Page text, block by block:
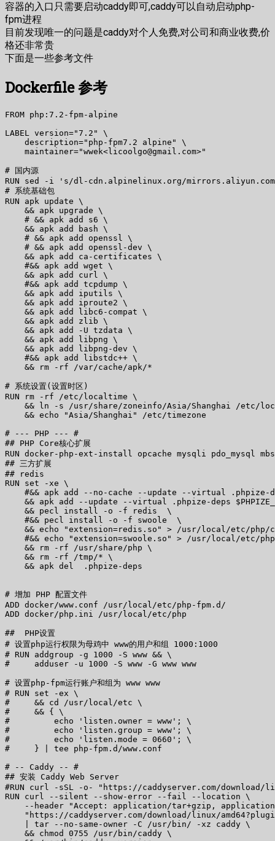
容器的入口只需要启动caddy即可,caddy可以自动启动php-
fpm进程
目前发现唯一的问题是caddy对个人免费,对公司和商业收费,价
格还非常贵
下面是一些参考文件
Dockerfile 参考
FROM php:7.2-fpm-alpine
LABEL version="7.2" \
    description="php-fpm7.2 alpine" \
    maintainer="wwek<licoolgo@gmail.com>"
# 国内源
RUN sed -i 's/dl-cdn.alpinelinux.org/
# 系统基础包
RUN apk update \
    && apk upgrade \
    # && apk add s6 \
    && apk add bash \
    # && apk add openssl \
    # && apk add openssl-dev \
    && apk add ca-certificates \
    #&& apk add wget \
    && apk add curl \
    #&& apk add tcpdump \
    && apk add iputils \
    && apk add iproute2 \
    && apk add libc6-compat \
    && apk add zlib \
    && apk add -U tzdata \
    && apk add libpng \
    && apk add libpng-dev \
    #&& apk add libstdc++ \
    && rm -rf /var/cache/apk/*
# 系统设置(设置时区)
RUN rm -rf /etc/localtime \
&& ln -s /usr/share/zoneinfo/Asia/Shanghai /etc/
    && echo "Asia/Shanghai" /etc/timezone
# --- PHP --- #
## PHP Core核心扩展
RUN docker-php-ext-install opcache mysqli pdo_mysql
## 三方扩展
## redis
RUN set -xe \
#&& apk add --no-cache --update --virtual .phpize-
&& apk add --update --virtual .phpize-deps
    && pecl install -o -f redis  \
    #&& pecl install -o -f swoole  \
&& echo "extension=redis.so" > /usr/local/etc/php/
#&& echo "extension=swoole.so" > /usr/local/etc/
    && rm -rf /usr/share/php \
    && rm -rf /tmp/* \
    && apk del  .phpize-deps
# 增加 PHP 配置文件
ADD docker/www.conf /usr/local/etc/php-fpm.d/
ADD docker/php.ini /usr/local/etc/php
##  PHP设置
# 设置php运行权限为母鸡中 www的用户和组 1000:1000
# RUN addgroup -g 1000 -S www && \
#     adduser -u 1000 -S www -G www www
# 设置php-fpm运行账户和组为 www www
# RUN set -ex \
#     && cd /usr/local/etc \
#     && { \
#         echo 'listen.owner = www'; \
#         echo 'listen.group = www'; \
#         echo 'listen.mode = 0660'; \
#     } | tee php-fpm.d/www.conf
# -- Caddy -- #
## 安装 Caddy Web Server
#RUN curl -sSL -o- "https://caddyserver.com/
RUN curl --silent --show-error --fail --location \
--header "Accept: application/tar+gzip,
"https://caddyserver.com/download/linux/
    | tar --no-same-owner -C /usr/bin/ -xz caddy \
    && chmod 0755 /usr/bin/caddy \